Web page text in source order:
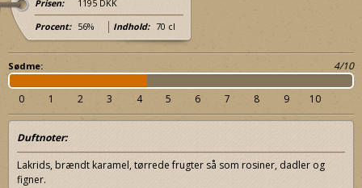
Prisen: 1195 DKK
Procent: 56% Indhold: 70 cl
Sødme: 4/10
0 1 2 3 4 5 6 7 8 9 10
Duftnoter:
Lakrids, brændt karamel, tørrede frugter så som rosiner, dadler og
figner.